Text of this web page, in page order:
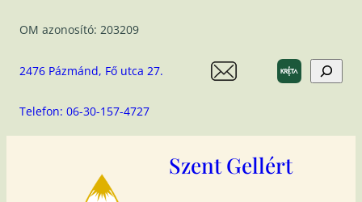
OM azonosító: 203209
2476 Pázmánd, Fő utca 27.
Telefon: 06-30-157-4727
Search
Szent Gellért